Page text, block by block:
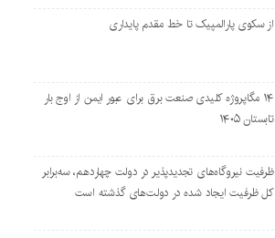
از سکوی پارالمپیک تا خط مقدم پایداری
۱۴ مگاپروژه‌ کلیدی صنعت برق برای عبور ایمن از اوج بار
تابستان ۱۴۰۵
ظرفیت نیروگاه‌های تجدیدپذیر در دولت چهاردهم، سه‌برابر
کل ظرفیت ایجاد شده در دولت‌های گذشته است